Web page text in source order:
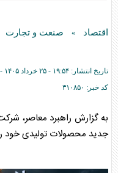
اقتصاد » صنعت و تجارت
تاریخ انتشار: ۱۹:۵۴ - ۲۵ خرداد ۱۴۰۵ -
کد خبر: ۳۱۰۸۵۰
به گزارش راهبرد معاصر،
جدید محصولات تولیدی خود را ویژه